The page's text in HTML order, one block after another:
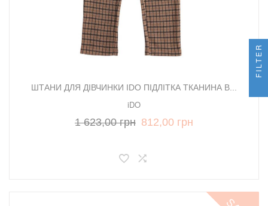
ШТАНИ ДЛЯ ДІВЧИНКИ IDO ПІДЛІТКА ТКАНИНА В...
iDO
1 623,00 грн 812,00 грн
FILTER